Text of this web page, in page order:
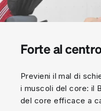
Forte al
Previeni il mal di
i muscoli del core: il
del core efficace a